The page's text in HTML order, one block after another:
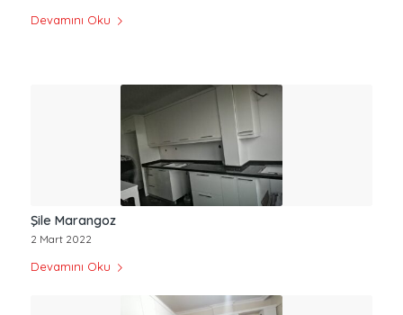
Devamını Oku
Şile Marangoz
2 Mart 2022
Devamını Oku